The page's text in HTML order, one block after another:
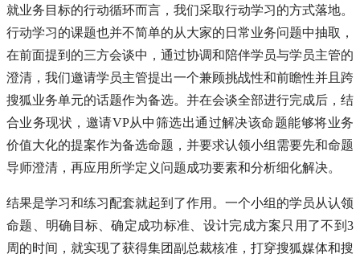
就业务目标的行动循环而言，我们采取行动学习的方式落地。
行动学习的课题也并不简单的从大家的日常业务问题中抽取，
在前面提到的三方会谈中，通过协调和陪伴学员与学员主管的
澄清，我们邀请学员主管提出一个兼顾挑战性和前瞻性并且跨
搜狐业务单元的话题作为备选。并在会谈全部进行完成后，结
合业务现状，邀请VP从中筛选出通过解决该命题能够将业务
价值大化的提案作为备选命题，并要求认领小组需要先和命题
导师澄清，再应用所学定义问题成功要素和分析细化解决。
结果是学习和练习配套就起到了作用。一个小组的学员从认领
命题、明确目标、确定成功标准、设计完成方案只用了不到3
周的时间，就实现了获得集团副总裁核准，打穿搜狐媒体和搜